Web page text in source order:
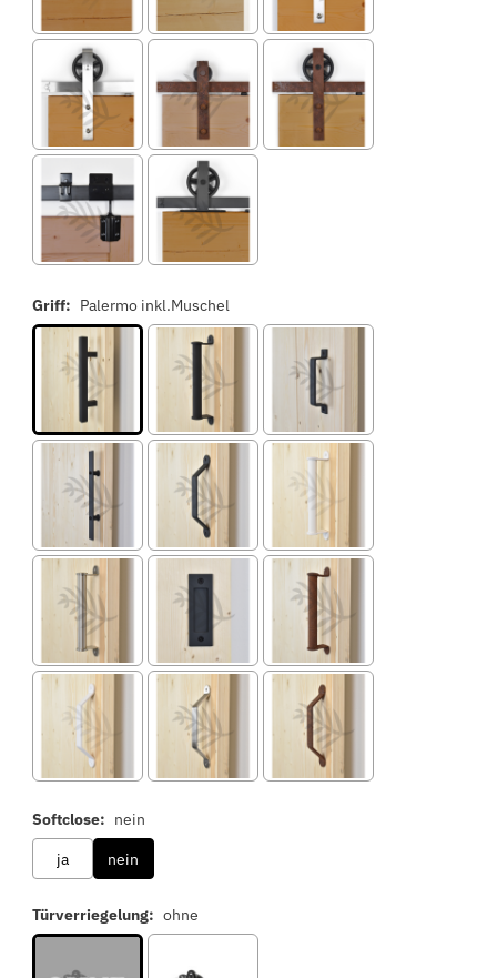
Griff: Palermo inkl.Muschel
Softclose: nein
ja
nein
Türverriegelung: ohne